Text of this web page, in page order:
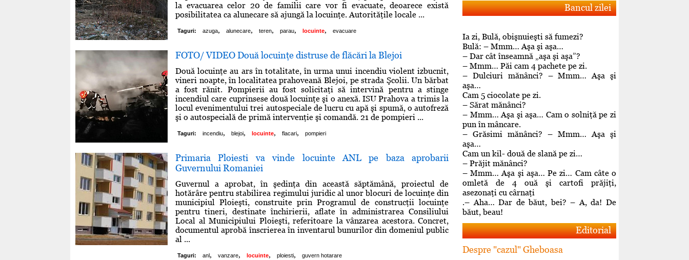
la evacuarea celor 20 de familii care vor fi evacuate, deoarece există
posibilitatea ca alunecare să ajungă la locuinţe. Autorităţile locale ...
Taguri: azuga, alunecare, teren, parau, locuinte, evacuare
FOTO/ VIDEO Două locuinţe distruse de flăcări la Blejoi
Două locuinţe au ars în totalitate, în urma unui incendiu violent izbucnit,
vineri noapte, în localitatea prahoveană Blejoi, pe strada Şcolii. Un bărbat
a fost rănit. Pompierii au fost solicitaţi să intervină pentru a stinge
incendiul care cuprinsese două locuinţe şi o anexă. ISU Prahova a trimis la
locul evenimentului trei autospeciale de lucru cu apă şi spumă, o autofreză
şi o autospecială de primă intervenţie şi comandă. 21 de pompieri ...
Taguri: incendiu, blejoi, locuinte, flacari, pompieri
Primaria Ploiesti va vinde locuinte ANL pe baza aprobarii
Guvernului Romaniei
Guvernul a aprobat, în şedinţa din această săptămână, proiectul de
hotărâre pentru stabilirea regimului juridic al unor blocuri de locuinţe din
municipiul Ploieşti, construite prin Programul de construcţii locuinţe
pentru tineri, destinate închirierii, aflate în administrarea Consiliului
Local al Municipiului Ploieşti, referitoare la vânzarea acestora. Concret,
documentul aprobă înscrierea în inventarul bunurilor din domeniul public
al ...
Taguri: anl, vanzare, locuinte, ploiesti, guvern hotarare
Bancul zilei
Ia zi, Bulă, obişnuieşti să fumezi?
Bulă: – Mmm… Aşa şi aşa…
– Dar cât înseamnă „aşa şi aşa”?
– Mmm… Păi cam 4 pachete pe zi.
– Dulciuri mănânci? – Mmm… Aşa şi
aşa…
Cam 5 ciocolate pe zi.
– Sărat mănânci?
– Mmm… Aşa şi aşa… Cam o solniţă pe zi
pun în mâncare.
– Grăsimi mănânci? – Mmm… Aşa şi
aşa…
Cam un kil- două de slană pe zi…
– Prăjit mănânci?
– Mmm… Aşa şi aşa… Pe zi… Cam câte o
omletă de 4 ouă şi cartofi prăjiţi,
asezonaţi cu cârnaţi
.– Aha… Dar de băut, bei? – A, da! De
băut, beau!
Editorial
Despre "cazul" Gheboasa